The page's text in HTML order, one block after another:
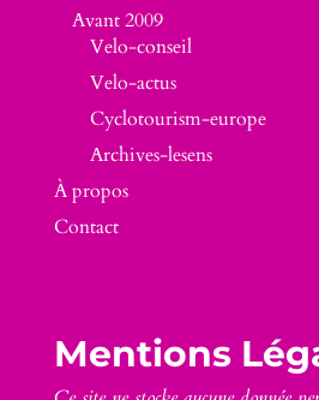
Avant 2009
Velo-conseil
Velo-actus
Cyclotourism-europe
Archives-lesens
À propos
Contact
Mentions